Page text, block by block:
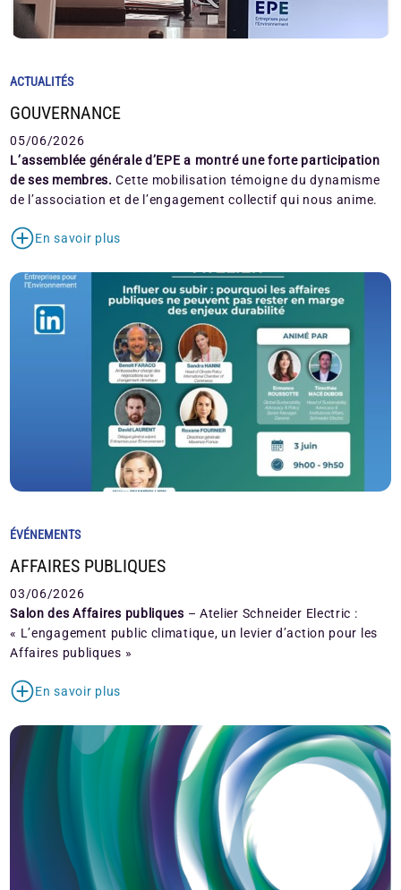
ACTUALITÉS
GOUVERNANCE
05/06/2026
L’assemblée générale d’EPE a montré une forte participation
de ses membres.Cette mobilisation témoigne du dynamisme
de l’association et de l’engagement collectif qui nous anime.
En savoir plus
ÉVÉNEMENTS
AFFAIRES PUBLIQUES
03/06/2026
Salon des Affaires publiques – Atelier Schneider Electric :
« L’engagement public climatique, un levier d’action pour les
Affaires publiques »
En savoir plus